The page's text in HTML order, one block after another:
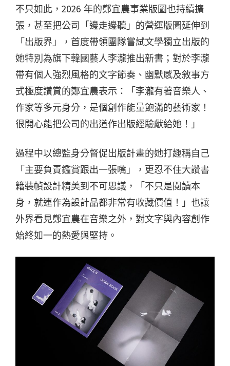
不只如此，2026 年的鄭宜農事業版圖也持續擴
張，甚至把公司「邊走邊聽」的營運版圖延伸到
「出版界」，首度帶領團隊嘗試文學獨立出版的
她特別為旗下韓國藝人李瀧推出新書；對於李瀧
帶有個人強烈風格的文字節奏、幽默感及敘事方
式極度讚賞的鄭宜農表示：「李瀧有著音樂人、
作家等多元身分，是個創作能量飽滿的藝術家！
很開心能把公司的出道作出版經驗獻給她！」
過程中以總監身分督促出版計畫的她打趣稱自己
「主要負責鑑賞跟出一張嘴」，更忍不住大讚書
籍裝幀設計精美到不可思議，「不只是閱讀本
身，就連作為設計品都非常有收藏價值！」也讓
外界看見鄭宜農在音樂之外，對文字與內容創作
始終如一的熱愛與堅持。